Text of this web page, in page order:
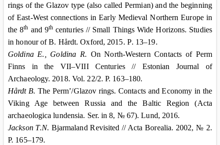
rings of the Glazov type (also called Permian) and the beginning
of East-West connections in Early Medieval Northern Europe in
the 8th and 9th centuries // Small Things Wide Horizons. Studies
in honour of B. Hårdt. Oxford, 2015. Р. 13–19.
Goldina Е., Goldina R. On North-Western Contacts of Perm
Finns in the VII–VIII Centuries // Estonian Journal of
Archaeology. 2018. Vol. 22/2. P. 163–180.
Hårdt B. The Perm’/Glazov rings. Contacts and Economy in the
Viking Age between Russia and the Baltic Region (Acta
archaeologica lundensia. Ser. in 8, № 67). Lund, 2016.
Jackson T.N. Bjarmaland Revisited // Acta Borealia. 2002, № 2.
P. 165–179.